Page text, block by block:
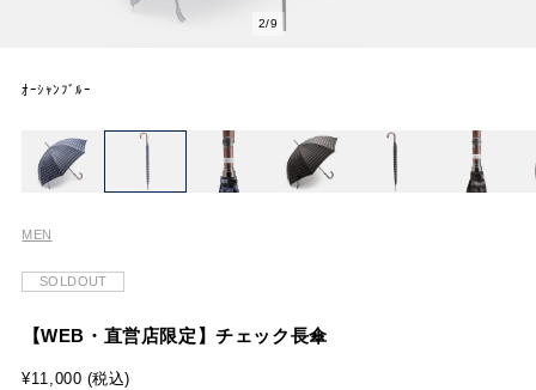
2/9
ｵｰｼｬﾝﾌﾞﾙｰ
MEN
SOLDOUT
【WEB・直営店限定】チェック長傘
¥11,000 (税込)